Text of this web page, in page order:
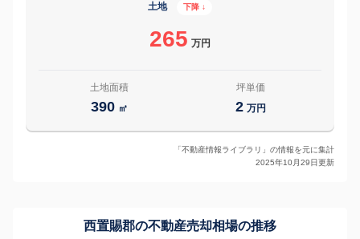
土地 下降 ↓
265 万円
土地面積
390 ㎡
坪単価
2 万円
「不動産情報ライブラリ」の情報を元に集計
2025年10月29日更新
西置賜郡の不動産売却相場の推移